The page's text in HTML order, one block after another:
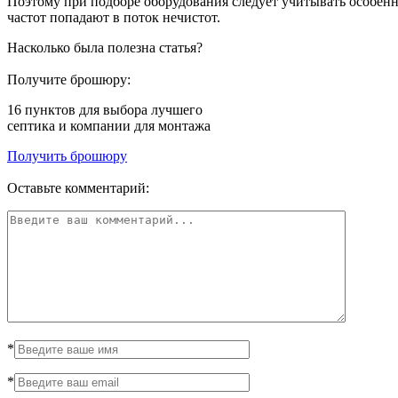
частот попадают в поток нечистот.
Насколько была полезна статья?
Получите брошюру:
16 пунктов для выбора лучшего
септика и компании для монтажа
Получить брошюру
Оставьте комментарий:
*
*